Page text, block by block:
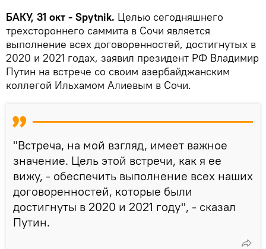
БАКУ, 31 окт - Spytnik. Целью сегодняшнего
трехстороннего саммита в Сочи является
выполнение всех договоренностей, достигнутых в
2020 и 2021 годах, заявил президент РФ Владимир
Путин на встрече со своим азербайджанским
коллегой Ильхамом Алиевым в Сочи.
"Встреча, на мой взгляд, имеет важное
значение. Цель этой встречи, как я ее
вижу, - обеспечить выполнение всех наших
договоренностей, которые были
достигнуты в 2020 и 2021 году", - сказал
Путин.